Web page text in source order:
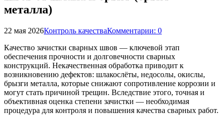
металла)
22 мая 2026Контроль качестваКомментарии: 0
Качество зачистки сварных швов — ключевой этап
обеспечения прочности и долговечности сварных
конструкций. Некачественная обработка приводит к
возникновению дефектов: шлакослёты, недосолы, окислы,
брызги металла, которые снижают сопротивление коррозии и
могут стать причиной трещин. Вследствие этого, точная и
объективная оценка степени зачистки — необходимая
процедура для контроля и повышения качества сварных работ.